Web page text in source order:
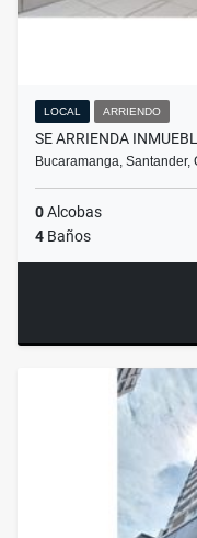
LOCAL ARRIENDO
SE ARRIENDA
Bucaramanga, Santander,
0Alcobas
4 Baños